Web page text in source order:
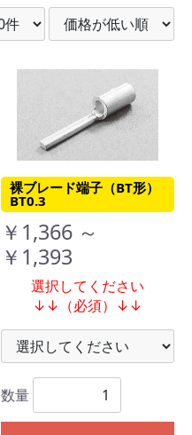
裸ブレード端子（BT形）
BT0.3
￥1,366 ～
￥1,393
選択してください
↓↓（必須）↓↓
数量